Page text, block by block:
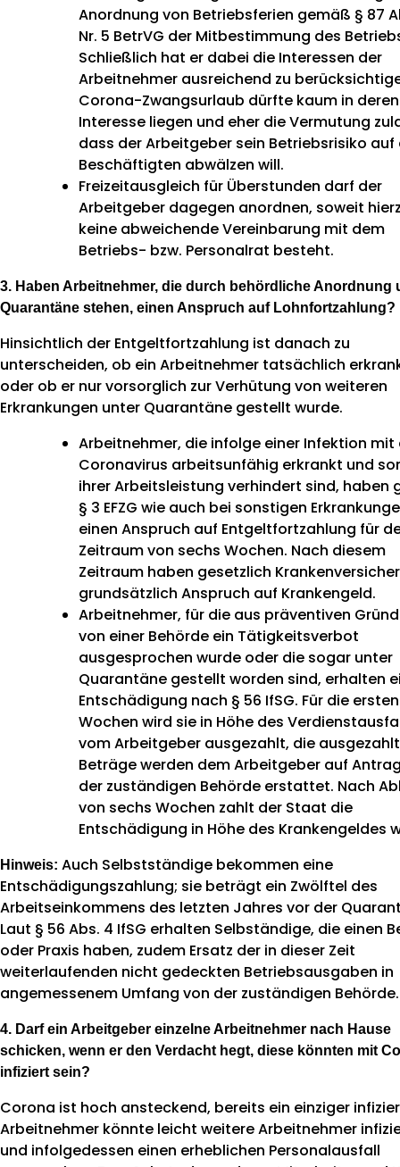
Anordnung von Betriebsferien gemäß § 87
Nr. 5 BetrVG der Mitbestimmung des
Schließlich hat er dabei die Interessen der
Arbeitnehmer ausreichend zu
Corona-Zwangsurlaub dürfte kaum in deren
Interesse liegen und eher die Vermutung
dass der Arbeitgeber sein Betriebsrisiko auf
Beschäftigten abwälzen will.
Freizeitausgleich für Überstunden darf der
Arbeitgeber dagegen anordnen, soweit
keine abweichende Vereinbarung mit dem
Betriebs- bzw. Personalrat besteht.
3. Haben Arbeitnehmer, die durch behördliche Anordnung
Quarantäne stehen, einen Anspruch auf Lohnfortzahlung?
Hinsichtlich der Entgeltfortzahlung ist danach zu
unterscheiden, ob ein Arbeitnehmer tatsächlich
oder ob er nur vorsorglich zur Verhütung von weiteren
Erkrankungen unter Quarantäne gestellt wurde.
Arbeitnehmer, die infolge einer Infektion mit
Coronavirus arbeitsunfähig erkrankt und
ihrer Arbeitsleistung verhindert sind, haben
§ 3 EFZG wie auch bei sonstigen
einen Anspruch auf Entgeltfortzahlung für
Zeitraum von sechs Wochen. Nach diesem
Zeitraum haben gesetzlich
grundsätzlich Anspruch auf Krankengeld.
Arbeitnehmer, für die aus präventiven
von einer Behörde ein Tätigkeitsverbot
ausgesprochen wurde oder die sogar unter
Quarantäne gestellt worden sind, erhalten
Entschädigung nach § 56 IfSG. Für die
Wochen wird sie in Höhe des
vom Arbeitgeber ausgezahlt, die
Beträge werden dem Arbeitgeber auf
der zuständigen Behörde erstattet. Nach
von sechs Wochen zahlt der Staat die
Entschädigung in Höhe des Krankengeldes
Hinweis: Auch Selbstständige bekommen eine
Entschädigungszahlung; sie beträgt ein Zwölftel des
Arbeitseinkommens des letzten Jahres vor der
Laut § 56 Abs. 4 IfSG erhalten Selbständige, die einen
oder Praxis haben, zudem Ersatz der in dieser Zeit
weiterlaufenden nicht gedeckten Betriebsausgaben in
angemessenem Umfang von der zuständigen Behörde.
4. Darf ein Arbeitgeber einzelne Arbeitnehmer nach Hause
schicken, wenn er den Verdacht hegt, diese könnten mit
infiziert sein?
Corona ist hoch ansteckend, bereits ein einziger
Arbeitnehmer könnte leicht weitere Arbeitnehmer
und infolgedessen einen erheblichen Personalausfall